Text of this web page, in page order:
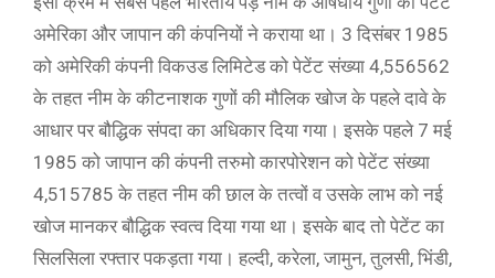
अमेरिका और जापान की कंपनियों ने कराया था। 3 दिसंबर 1985
को अमेरिकी कंपनी विकउड लिमिटेड को पेटेंट संख्या 4,556562
के तहत नीम के कीटनाशक गुणों की मौलिक खोज के पहले दावे के
आधार पर बौद्धिक संपदा का अधिकार दिया गया। इसके पहले 7 मई
1985 को जापान की कंपनी तरुमो कारपोरेशन को पेटेंट संख्या
4,515785 के तहत नीम की छाल के तत्वों व उसके लाभ को नई
खोज मानकर बौद्धिक स्वत्व दिया गया था। इसके बाद तो पेटेंट का
सिलसिला रफ्तार पकड़ता गया। हल्दी, करेला, जामुन, तुलसी, भिंडी,